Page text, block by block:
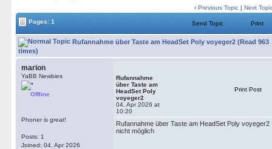
‹ Previous Topic | Next
Pages: 1 Send Topic Print
Rufannahme über Taste am HeadSet Poly voyeger2 (Read 963
times)
marion
YaBB Newbies
Offline
Phoner is great!
Posts: 1
Joined: 04. Apr 2026
Rufannahme
über Taste am
HeadSet Poly
voyeger2
04. Apr 2026 at
10:20
Print Post
Rufannahme über Taste am HeadSet Poly voyeger2
nicht möglich